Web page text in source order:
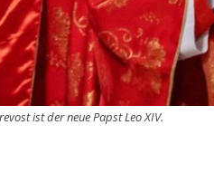
ist der neue Papst Leo XIV.